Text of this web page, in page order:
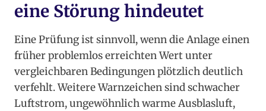
eine Störung hindeutet
Eine Prüfung ist sinnvoll, wenn die Anlage einen
früher problemlos erreichten Wert unter
vergleichbaren Bedingungen plötzlich deutlich
verfehlt. Weitere Warnzeichen sind schwacher
Luftstrom, ungewöhnlich warme Ausblasluft,